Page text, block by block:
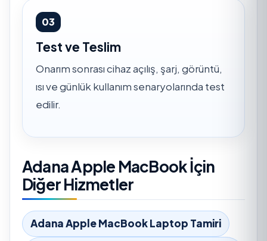
03
Test ve Teslim
Onarım sonrası cihaz açılış, şarj, görüntü,
ısı ve günlük kullanım senaryolarında test
edilir.
Adana Apple MacBook İçin
Diğer Hizmetler
Adana Apple MacBook Laptop Tamiri